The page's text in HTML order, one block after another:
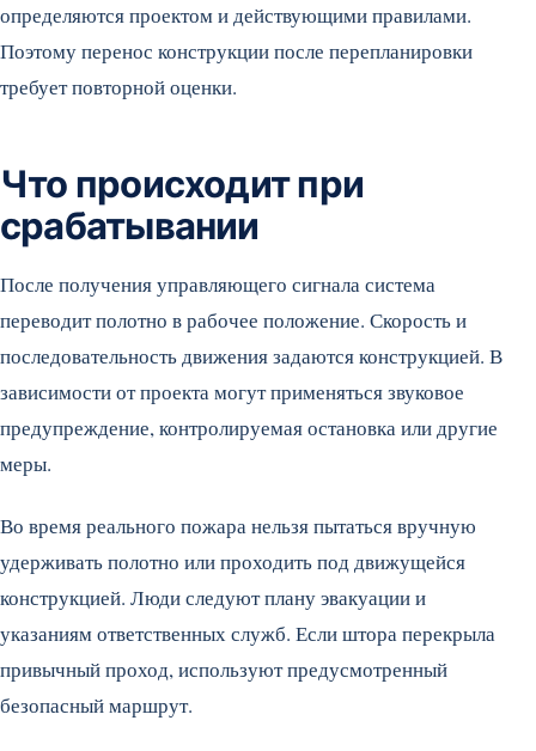
определяются проектом и действующими правилами.
Поэтому перенос конструкции после перепланировки
требует повторной оценки.
Что происходит при
срабатывании
После получения управляющего сигнала система
переводит полотно в рабочее положение. Скорость и
последовательность движения задаются конструкцией. В
зависимости от проекта могут применяться звуковое
предупреждение, контролируемая остановка или другие
меры.
Во время реального пожара нельзя пытаться вручную
удерживать полотно или проходить под движущейся
конструкцией. Люди следуют плану эвакуации и
указаниям ответственных служб. Если штора перекрыла
привычный проход, используют предусмотренный
безопасный маршрут.